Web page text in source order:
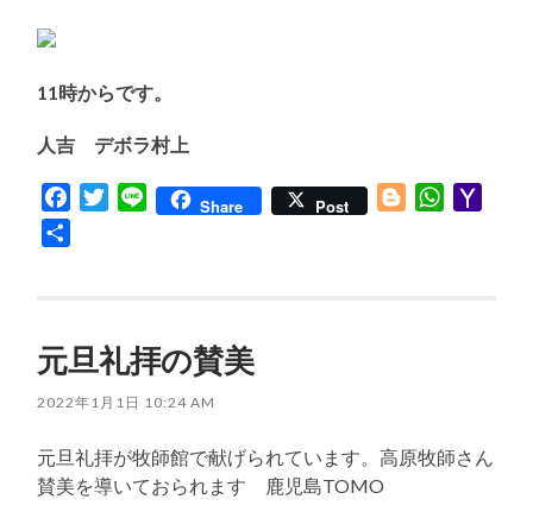
11時からです。
人吉 デボラ村上
FacebookTwitter
Line Share Post BloggerWhatsApp
元旦礼拝の賛美
2022年1月1日 10:24 AM
元旦礼拝が牧師館で献げられています。高原牧師さん
賛美を導いておられます 鹿児島TOMO